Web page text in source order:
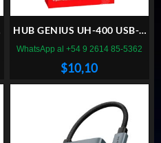
HUB GENIUS UH-400 USB-C
A USB-A 3.0 X4
$10,10
WhatsApp al +54 9 2614 85-5362